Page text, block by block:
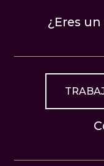
¿Eres